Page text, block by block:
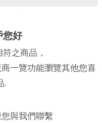
您好
之商品，
一覽功能瀏覽其他您喜
.
與我們聯繫